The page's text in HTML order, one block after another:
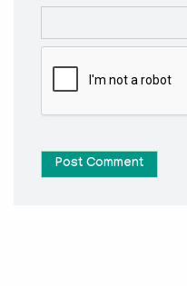
Post Comment